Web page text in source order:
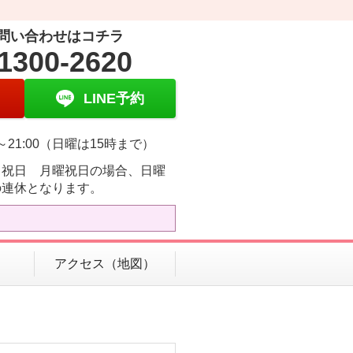
い合わせはコチラ
2620
LINE予約
21:00（日曜は15時まで）
祝日 月曜祝日の場合、日曜
休となります。
アクセス（地図）